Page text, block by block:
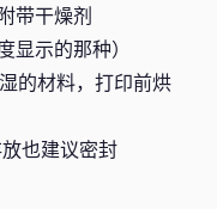
带干燥剂
显示的那种）
的材料，打印前烘
也建议密封